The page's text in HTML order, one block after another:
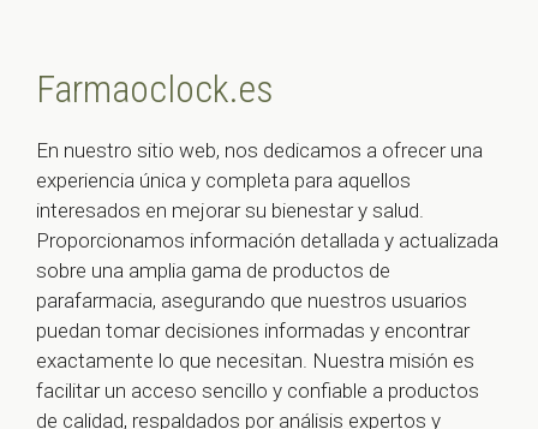
Farmaoclock.es
En nuestro sitio web, nos dedicamos a ofrecer una
experiencia única y completa para aquellos
interesados en mejorar su bienestar y salud.
Proporcionamos información detallada y actualizada
sobre una amplia gama de productos de
parafarmacia, asegurando que nuestros usuarios
puedan tomar decisiones informadas y encontrar
exactamente lo que necesitan. Nuestra misión es
facilitar un acceso sencillo y confiable a productos
de calidad, respaldados por análisis expertos y